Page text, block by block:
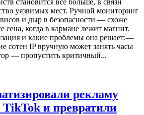
становится всё больше, в связи
уязвимых мест. Ручной мониторинг
и дыр в безопасности — схоже
сена, когда в кармане лежит магнит.
и какие проблемы она решает:—
сотен IP вручную может занять часы
— пропустить критичный...
рекламу
и превратили